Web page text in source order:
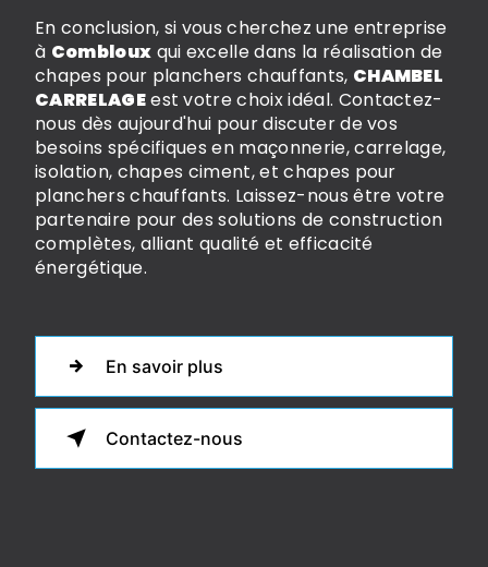
En conclusion, si vous cherchez une entreprise
à Combloux qui excelle dans la réalisation de
chapes pour planchers chauffants, CHAMBEL
CARRELAGEest votre choix idéal. Contactez-
nous dès aujourd'hui pour discuter de vos
besoins spécifiques en maçonnerie, carrelage,
isolation, chapes ciment, et chapes pour
planchers chauffants. Laissez-nous être votre
partenaire pour des solutions de construction
complètes, alliant qualité et efficacité
énergétique.
En savoir plus
Contactez-nous